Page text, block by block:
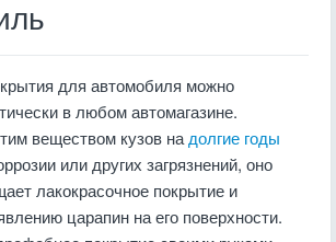
для автомобиля можно
в любом автомагазине.
веществом кузов на долгие годы
или других загрязнений, оно
лакокрасочное покрытие и
царапин на его поверхности.